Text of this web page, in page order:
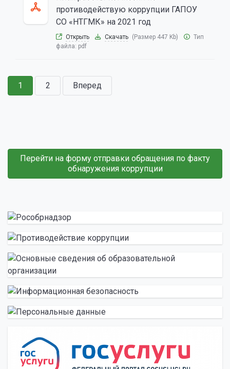
противодействую коррупции ГАПОУ
СО «НТГМК» на 2021 год
Открыть Скачать (Размер 447 Kb)
Тип
файла: pdf
1 2 Вперед
Перейти на форму отправки обращения по факту
обнаружения коррупции